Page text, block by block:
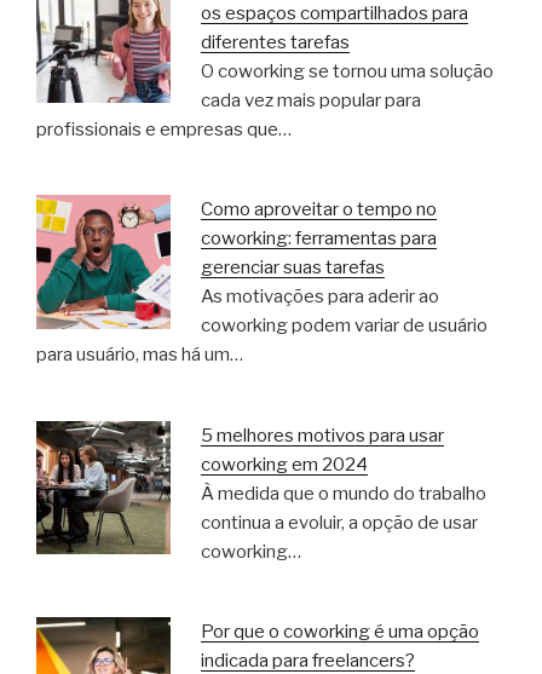
os espaços compartilhados para
diferentes tarefas
O coworking se tornou uma solução
cada vez mais popular para
profissionais e empresas que…
Como aproveitar o tempo no
coworking: ferramentas para
gerenciar suas tarefas
As motivações para aderir ao
coworking podem variar de usuário
para usuário, mas há um…
5 melhores motivos para usar
coworking em 2024
À medida que o mundo do trabalho
continua a evoluir, a opção de usar
coworking…
Por que o coworking é uma opção
indicada para freelancers?